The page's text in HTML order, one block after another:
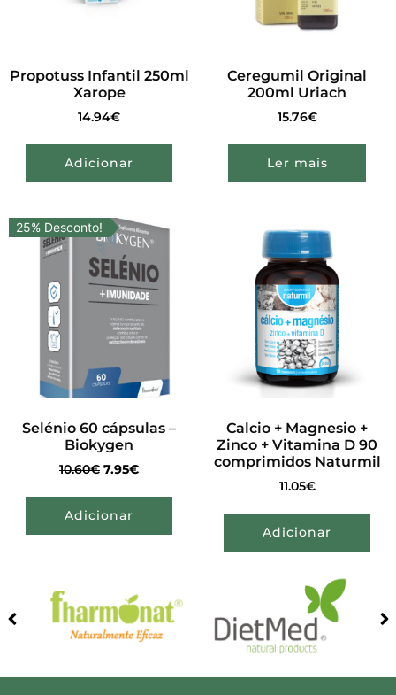
Propotuss Infantil 250ml
Xarope
14.94€
Adicionar
Ceregumil Original
200ml Uriach
15.76€
Ler mais
25% Desconto!
Selénio 60 cápsulas –
Biokygen
10.60€ 7.95€
Adicionar
Calcio + Magnesio +
Zinco + Vitamina D 90
comprimidos Naturmil
11.05€
Adicionar